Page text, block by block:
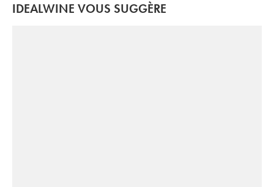
IDEALWINE VOUS SUGGÈRE